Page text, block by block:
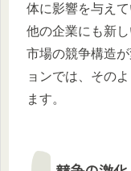
体に影響を与え
他の企業にも新
市場の競争構造
ョンでは、その
ます。